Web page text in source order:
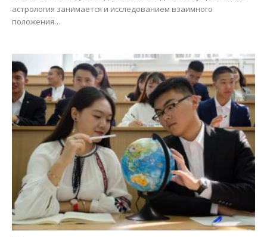
астрология занимается и исследованием взаимного
положения…